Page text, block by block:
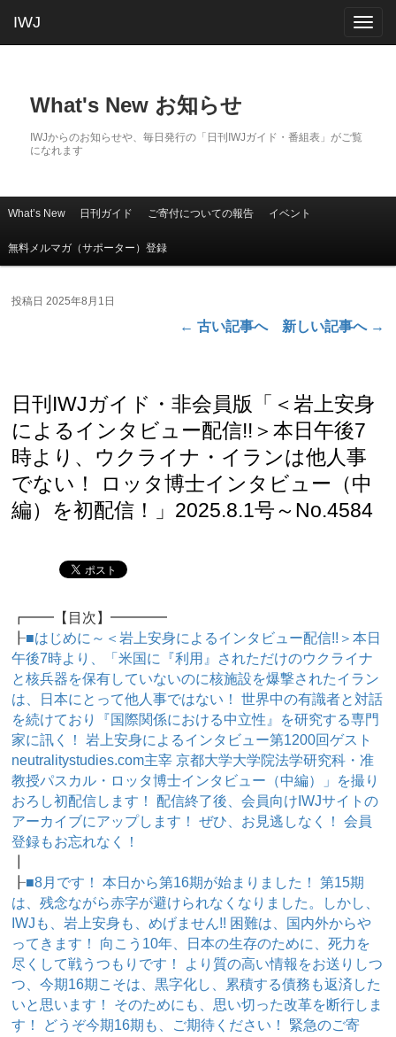
IWJ
What's New お知らせ
IWJからのお知らせや、毎日発行の「日刊IWJガイド・番組表」がご覧
になれます
メインコンテンツへ移動
サブコンテンツへ移動
What’s New 日刊ガイド ご寄付についての報告 イベント
無料メルマガ（サポーター）登録
← 古い記事へ 新しい記事へ →
日刊IWJガイド・非会員版「＜岩上安身
によるインタビュー配信!!＞本日午後7
時より、ウクライナ・イランは他人事
でない！ ロッタ博士インタビュー（中
編）を初配信！」2025.8.1号～No.4584
投稿日2025年8月1日
┏━━【目次】━━━━
┠■はじめに～＜岩上安身によるインタビュー配信!!＞本日
午後7時より、「米国に『利用』されただけのウクライナ
と核兵器を保有していないのに核施設を爆撃されたイラン
は、日本にとって他人事ではない！ 世界中の有識者と対話
を続けており『国際関係における中立性』を研究する専門
家に訊く！ 岩上安身によるインタビュー第1200回ゲスト
neutralitystudies.com主宰 京都大学大学院法学研究科・准
教授パスカル・ロッタ博士インタビュー（中編）」を撮り
おろし初配信します！ 配信終了後、会員向けIWJサイトの
アーカイブにアップします！ ぜひ、お見逃しなく！ 会員
登録もお忘れなく！
┠■8月です！ 本日から第16期が始まりました！ 第15期
は、残念ながら赤字が避けられなくなりました。しかし、
IWJも、岩上安身も、めげません!! 困難は、国内外からや
ってきます！ 向こう10年、日本の生存のために、死力を
尽くして戦うつもりです！ より質の高い情報をお送りしつ
つ、今期16期こそは、黒字化し、累積する債務も返済した
いと思います！ そのためにも、思い切った改革を断行しま
す！ どうぞ今期16期も、ご期待ください！ 緊急のご寄